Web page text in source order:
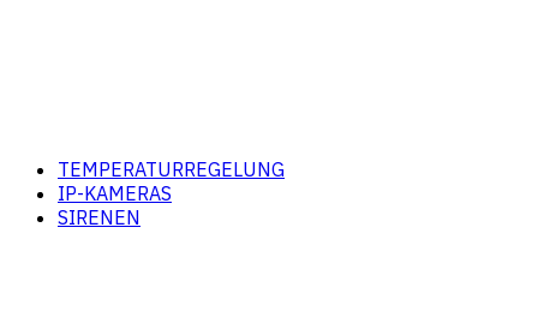
TEMPERATURREGELUNG
IP-KAMERAS
SIRENEN